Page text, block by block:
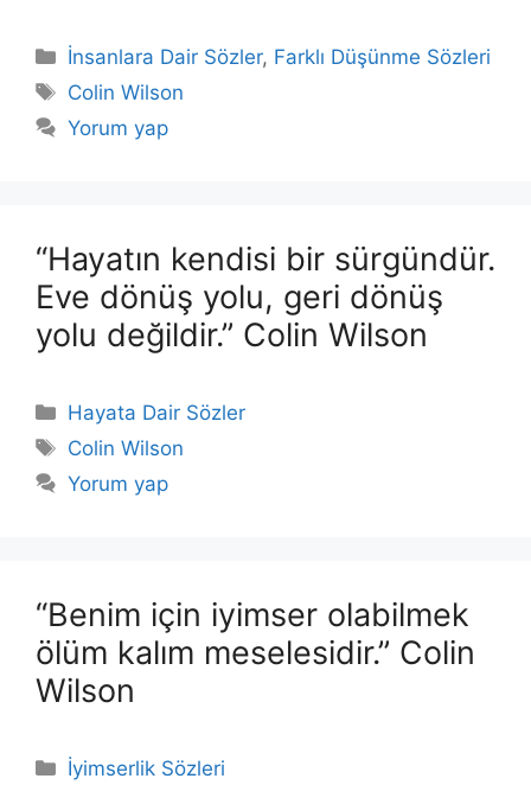
Kategoriler
İnsanlara Dair Sözler, Farklı Düşünme Sözleri
Etiketler
Colin Wilson
Yorum yap
“Hayatın kendisi bir sürgündür.
Eve dönüş yolu, geri dönüş
yolu değildir.” Colin Wilson
Kategoriler
Hayata Dair Sözler
Etiketler
Colin Wilson
Yorum yap
“Benim için iyimser olabilmek
ölüm kalım meselesidir.” Colin
Wilson
Kategoriler
İyimserlik Sözleri